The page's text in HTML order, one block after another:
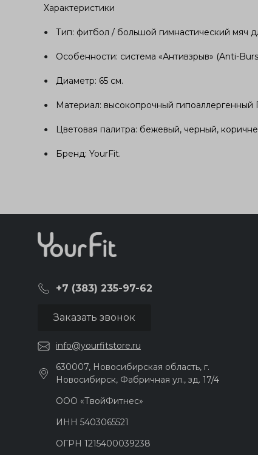
Характеристики
Тип: фитбол / большой гимнастический мяч
Особенности: система «Антивзрыв» (Anti-
Диаметр: 65 см.
Материал: высокопрочный
Цветовая палитра: бежевый, черный,
Бренд: YourFit.
+7 (383) 235-97-62
Заказать звонок
info@yourfitstore.ru
630007, Новосибирская область, г.
Новосибирск, Фабричная ул., зд. 17/4
ООО «ТвойФитнес»
ИНН 54030‍65521
ОГРН 121540‍0039238